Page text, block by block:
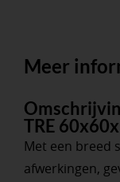
Meer
TRE
Met een breed
afwerkingen,